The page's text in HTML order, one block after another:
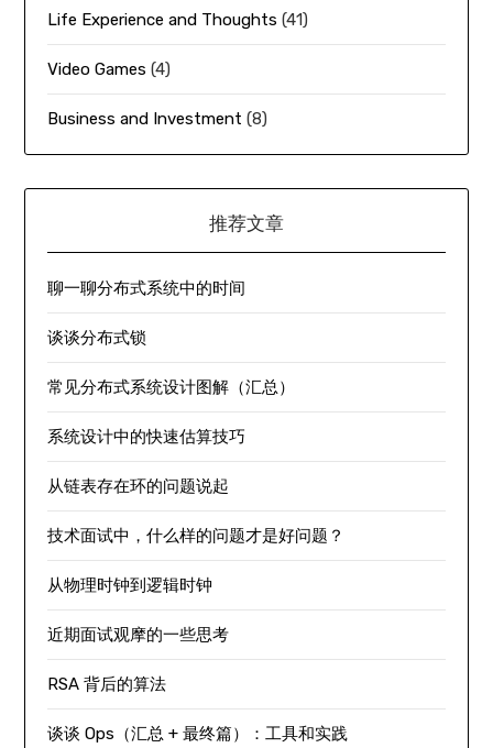
Life Experience and Thoughts (41)
Video Games (4)
Business and Investment (8)
推荐文章
聊一聊分布式系统中的时间
谈谈分布式锁
常见分布式系统设计图解（汇总）
系统设计中的快速估算技巧
从链表存在环的问题说起
技术面试中，什么样的问题才是好问题？
从物理时钟到逻辑时钟
近期面试观摩的一些思考
RSA 背后的算法
谈谈 Ops（汇总 + 最终篇）：工具和实践